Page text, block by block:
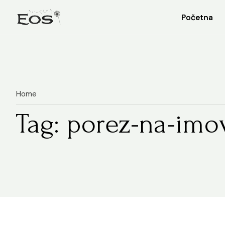
Početna
Početna
Home
Tag: porez-na-